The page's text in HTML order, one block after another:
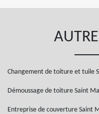
Changement de toiture et tuile
Démoussage de toiture Saint
Entreprise de couverture Saint